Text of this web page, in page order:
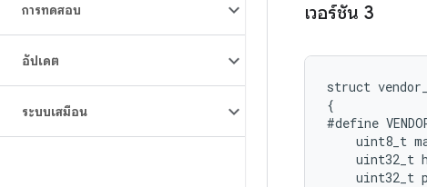
การทดสอบ
อัปเดต
ระบบเสมือน
เวอร์ชัน 3
struct
{
#define
uint8_t
uint32_t
uint32_t